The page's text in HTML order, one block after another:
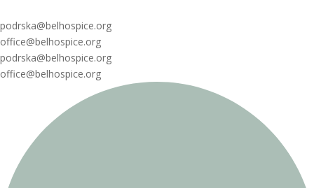
podrska@belhospice.org
office@belhospice.org
podrska@belhospice.org
office@belhospice.org